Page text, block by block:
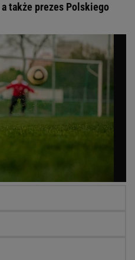
także prezes Polskiego